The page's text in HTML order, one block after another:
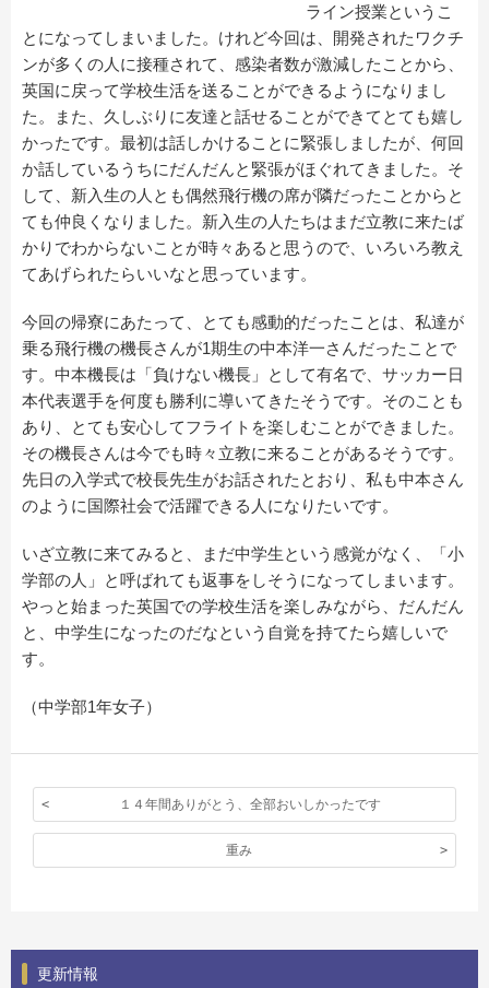
ライン授業というこ
とになってしまいました。けれど今回は、開発されたワクチ
ンが多くの人に接種されて、感染者数が激減したことから、
英国に戻って学校生活を送ることができるようになりまし
た。また、久しぶりに友達と話せることができてとても嬉し
かったです。最初は話しかけることに緊張しましたが、何回
か話しているうちにだんだんと緊張がほぐれてきました。そ
して、新入生の人とも偶然飛行機の席が隣だったことからと
ても仲良くなりました。新入生の人たちはまだ立教に来たば
かりでわからないことが時々あると思うので、いろいろ教え
てあげられたらいいなと思っています。
今回の帰寮にあたって、とても感動的だったことは、私達が
乗る飛行機の機長さんが1期生の中本洋一さんだったことで
す。中本機長は「負けない機長」として有名で、サッカー日
本代表選手を何度も勝利に導いてきたそうです。そのことも
あり、とても安心してフライトを楽しむことができました。
その機長さんは今でも時々立教に来ることがあるそうです。
先日の入学式で校長先生がお話されたとおり、私も中本さん
のように国際社会で活躍できる人になりたいです。
いざ立教に来てみると、まだ中学生という感覚がなく、「小
学部の人」と呼ばれても返事をしそうになってしまいます。
やっと始まった英国での学校生活を楽しみながら、だんだん
と、中学生になったのだなという自覚を持てたら嬉しいで
す。
（中学部1年女子）
１４年間ありがとう、全部おいしかったです
重み
更新情報